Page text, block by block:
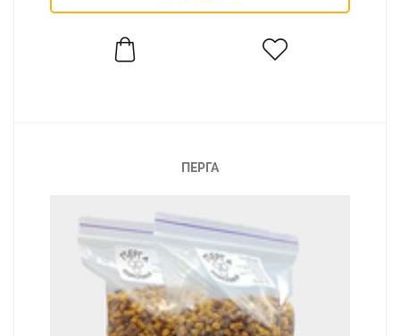
ПЕРГА